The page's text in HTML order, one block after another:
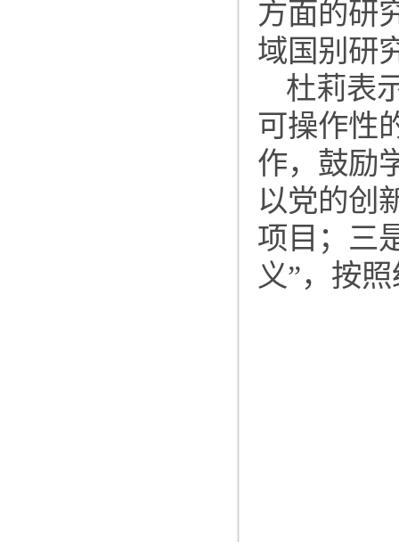
方面的研
域国别研
杜莉表
可操作性
作，鼓励
以党的创
项目；三
义”，按